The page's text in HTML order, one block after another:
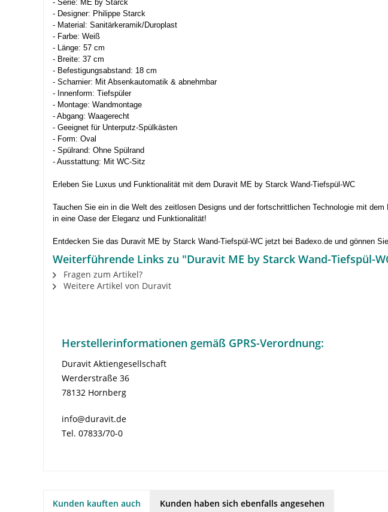
- Serie: ME by Starck
- Designer: Philippe Starck
- Material: Sanitärkeramik/Duroplast
- Farbe: Weiß
- Länge: 57 cm
- Breite: 37 cm
- Befestigungsabstand: 18 cm
- Scharnier: Mit Absenkautomatik & abnehmbar
- Innenform: Tiefspüler
- Montage: Wandmontage
- Abgang: Waagerecht
- Geeignet für Unterputz-Spülkästen
- Form: Oval
- Spülrand: Ohne Spülrand
- Ausstattung: Mit WC-Sitz
Erleben Sie Luxus und Funktionalität mit dem Duravit ME by Starck Wand-Tiefspül-WC
Tauchen Sie ein in die Welt des zeitlosen Designs und der fortschrittlichen Technologie mit
in eine Oase der Eleganz und Funktionalität!
Entdecken Sie das Duravit ME by Starck Wand-Tiefspül-WC jetzt bei Badexo.de und gönnen
Weiterführende Links zu "Duravit ME by Starck Wand-Tiefspül-
Fragen zum Artikel?
Weitere Artikel von Duravit
Herstellerinformationen gemäß GPRS-Verordnung:
Duravit Aktiengesellschaft
Werderstraße 36
78132 Hornberg
info@duravit.de
Tel. 07833/70-0
Kunden kauften auch Kunden haben sich ebenfalls angesehen